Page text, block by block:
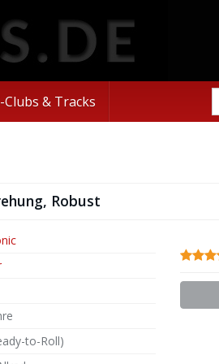
Clubs & Tracks
Robust
to-Roll)